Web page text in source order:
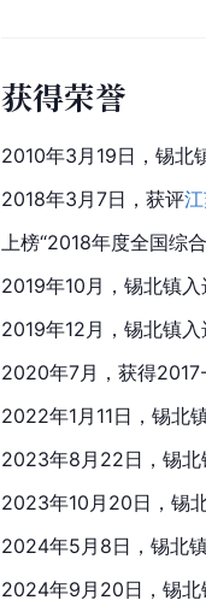
获得荣誉
2010年3月19日，锡北
2018年3月7日，获评
上榜“2018年度全国综
2019年10月，锡北镇
2019年12月，锡北镇
2020年7月，获得
2022年1月11日，锡北
2023年8月22日，锡
2023年10月20日，锡
2024年5月8日，锡北
2024年9月20日，锡